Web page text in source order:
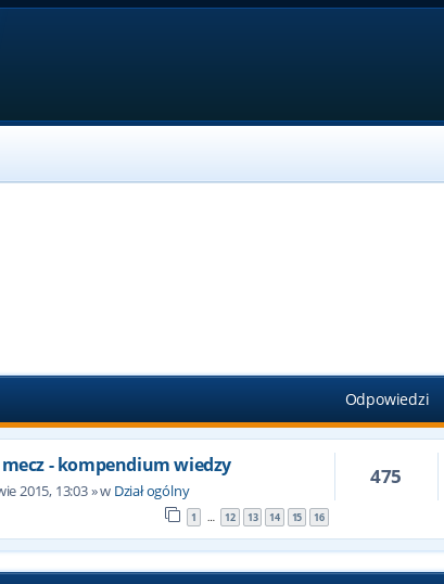
Odpowiedzi
- kompendium wiedzy
2015, 13:03» w Dział ogólny
1 … 12 13 14 15 16
475